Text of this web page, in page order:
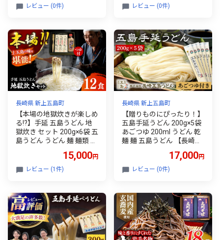
レビュー (0件)
レビュー (0件)
長崎県 新上五島町
【本場の地獄炊きが楽しめ
る!?】手延 五島うどん 地
獄炊き セット 200g×6袋 五
島うどん うどん 麺 麺類 あ
【ますだ製麺】 [RAM001]
15,000円
レビュー (1件)
長崎県 新上五島町
【贈りものにぴったり！】
五島手延うどん 200g×5袋
あごつゆ 200ml うどん 乾
麺 麺 五島うどん 【長崎五
17,000円
レビュー (0件)